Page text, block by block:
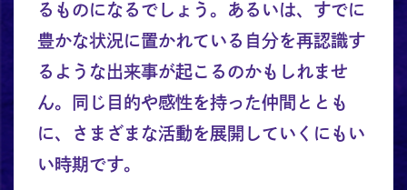
るものになるでしょう。あるいは、すでに
豊かな状況に置かれている自分を再認識す
るような出来事が起こるのかもしれませ
ん。同じ目的や感性を持った仲間ととも
に、さまざまな活動を展開していくにもい
い時期です。